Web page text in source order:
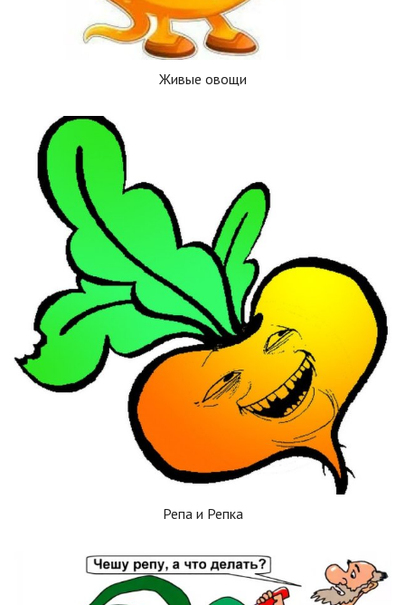
Живые овощи
Репа и Репка